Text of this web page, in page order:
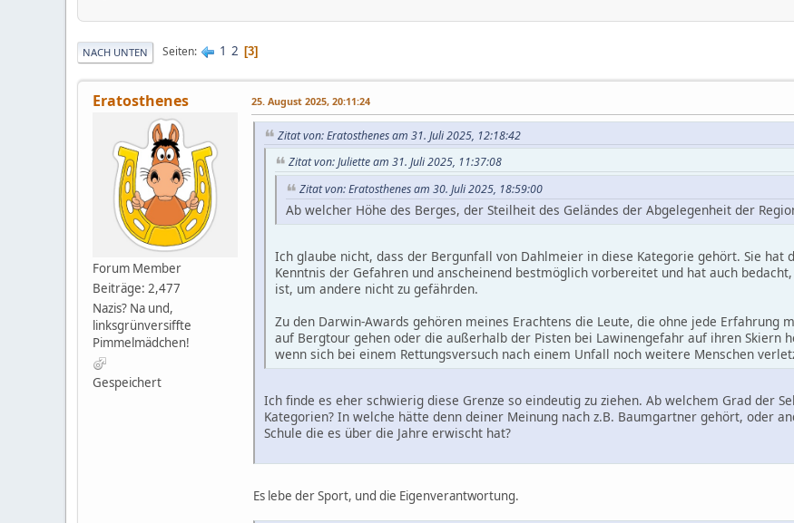
NACH UNTEN Seiten 1 2 3
Eratosthenes
Forum Member
Beiträge: 2,477
Nazis? Na und,
linksgrünversiffte
Pimmelmädchen!
Gespeichert
25. August 2025, 20:11:24
Zitat von: Eratosthenes am 31. Juli 2025, 12:18:42
Zitat von: Juliette am 31. Juli 2025, 11:37:08
Zitat von: Eratosthenes am 30. Juli 2025, 18:59:00
Ab welcher Höhe des Berges, der Steilheit des Geländes der Abgelegenheit der
Ich glaube nicht, dass der Bergunfall von Dahlmeier in diese Kategorie gehört. Sie hat
Kenntnis der Gefahren und anscheinend bestmöglich vorbereitet und hat auch
ist, um andere nicht zu gefährden.
Zu den Darwin-Awards gehören meines Erachtens die Leute, die ohne jede Erfahrung
auf Bergtour gehen oder die außerhalb der Pisten bei Lawinengefahr auf ihren Skiern
wenn sich bei einem Rettungsversuch nach einem Unfall noch weitere Menschen
Ich finde es eher schwierig diese Grenze so eindeutig zu ziehen. Ab welchem Grad der
Kategorien? In welche hätte denn deiner Meinung nach z.B. Baumgartner gehört, oder
Schule die es über die Jahre erwischt hat?
Es lebe der Sport, und die Eigenverantwortung.